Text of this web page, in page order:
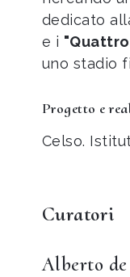
dedicato
e i
uno stadio
Progetto e
Celso.
Curatori
Alberto